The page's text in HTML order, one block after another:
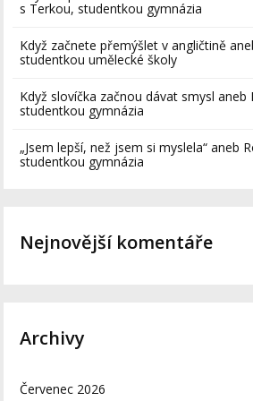
s Terkou, studentkou gymnázia
Když začnete přemýšlet v angličtině
studentkou umělecké školy
Když slovíčka začnou dávat smysl
studentkou gymnázia
„Jsem lepší, než jsem si myslela“ aneb
studentkou gymnázia
Nejnovější komentáře
Archivy
Červenec 2026